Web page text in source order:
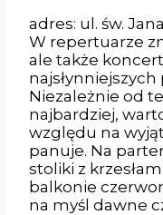
adres: ul. św.
W repertuarze
ale także
Niezależnie od
najbardziej,
względu na
panuje. Na
stoliki z
balkonie
na myśl dawne